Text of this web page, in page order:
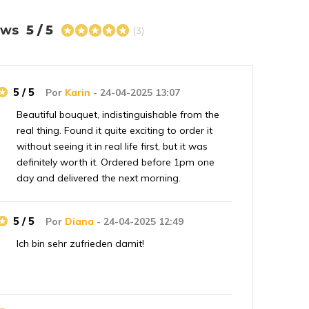
5 / 5 (3)
Por Karin - 24-04-2025 13:07
5 / 5
Beautiful bouquet, indistinguishable from the
real thing. Found it quite exciting to order it
without seeing it in real life first, but it was
definitely worth it. Ordered before 1pm one
day and delivered the next morning.
Por Diana - 24-04-2025 12:49
5 / 5
Ich bin sehr zufrieden damit!